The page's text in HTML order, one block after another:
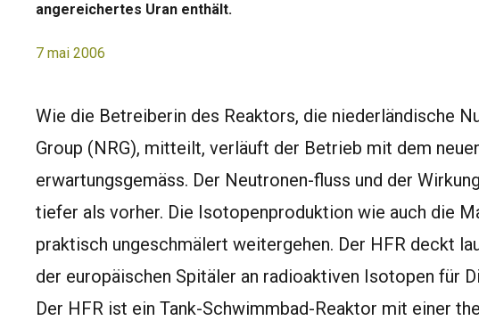
angereichertes Uran enthält.
7 mai 2006
Wie die Betreiberin des Reaktors, die niederländische
Group (NRG), mitteilt, verläuft der Betrieb mit dem
erwartungsgemäss. Der Neutronen-fluss und der
tiefer als vorher. Die Isotopenproduktion wie auch die
praktisch ungeschmälert weitergehen. Der HFR deckt
der europäischen Spitäler an radioaktiven Isotopen für
Der HFR ist ein Tank-Schwimmbad-Reaktor mit einer